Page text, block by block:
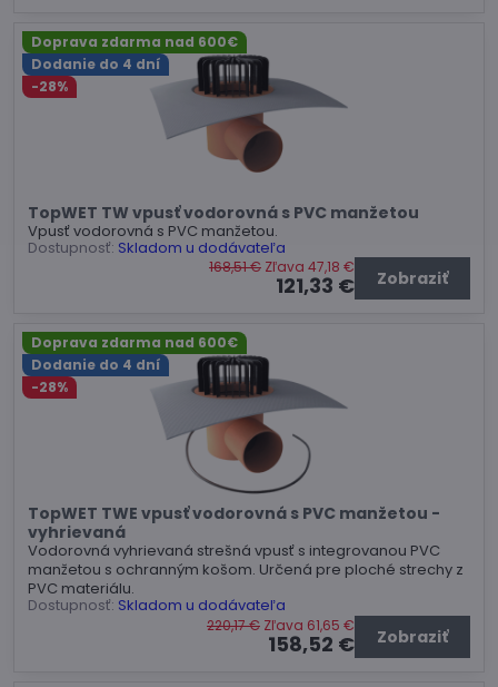
TopWET TW vpusť vodorovná s PVC manžetou
Doprava zdarma nad 600€
Dodanie do 4 dní
-28%
Vpusť vodorovná s PVC manžetou.
Dostupnosť: Skladom u dodávateľa
121,33 €
168,51 € Zľava 47,18 €
Zobraziť
TopWET TWE vpusť vodorovná s PVC manžetou -
vyhrievaná
Doprava zdarma nad 600€
Dodanie do 4 dní
-28%
Vodorovná vyhrievaná strešná vpusť s integrovanou PVC
manžetou s ochranným košom. Určená pre ploché strechy z
PVC materiálu.
Dostupnosť: Skladom u dodávateľa
158,52 €
220,17 € Zľava 61,65 €
Zobraziť